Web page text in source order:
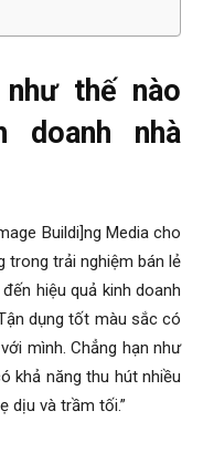
thế nào
doanh nhà
Buildi]ng Media cho
trong trải nghiệm bán lẻ
hiệu quả kinh doanh
dụng tốt màu sắc có
mình. Chẳng hạn như
khả năng thu hút nhiều
dịu và trầm tối.”